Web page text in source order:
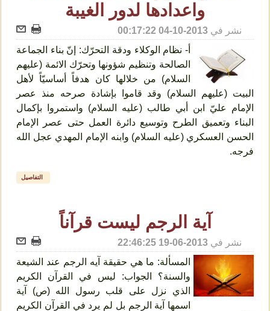
واعدادها لدور الغيبة
نشر في 2013-10-04 00:17:22
أ- نظام الوكلاء ودقة التحرّك: إنّ بناء الجماعة
الصالحة وتنظيم شؤونها وتحرّك الائمة (عليهم
السلام) من خلالها كان هدفاً أساسيّاً لأهل
البيت (عليهم السلام) وقد قاموا بإشادة صرحه منذ عصر
الإمام عليّ ابن أبي طالب (عليه السلام) واستمروا بإكمال
البناء وتعميق الطرح وتوسيع دائرة العمل حتى عصر الإمام
الحسن العسكري (عليه السلام) وابنه الإمام المهدي عجل الله
فرجه.
التفاصيل
آية الرجم ليست قرآناً
نشر في 2013-06-19 22:46:25
المسألة: ما هي حقيقة آيه الرجم عند الشيعة
والسنة؟ الجواب: ليس في القرآن الكريم
الذي نزل على قلب رسول الله (ص) آية
اسمها آية الرجم بل لم يرد في القرآن الكريم